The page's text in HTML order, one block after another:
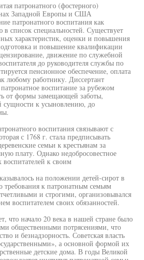
патронатного (фостерного)
Западной Европы и США
патронатного воспитания как
список специальностей. Существует
характеристик, оценки и повышения
и повышение квалификации
движение по служебной
до руководителя службы по
пенсионное обеспечение, оплата
любому работнику. Диссертант
воспитание за рубежом
от формы замещающей заботы,
сущности к усыновлению, до
воспитания связывают с
с 1768 г. стала предписывать
семьи к крестьянам за
плату. Однако недобросовестное
к своим
на положении детей-сирот в
требования к патронатным семьям
и строгими, организовывался
воспитателем своих обязанностей.
что начало 20 века в нашей стране было
общественными потрясениями, что
и безнадзорность. Советская власть
а основной формой их
детские дома. В годы Великой